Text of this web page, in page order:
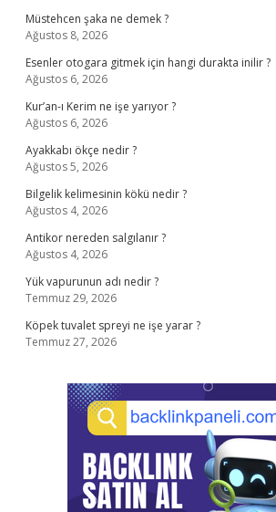
Müstehcen şaka ne demek ?
Ağustos 8, 2026
Esenler otogara gitmek için hangi durakta inilir ?
Ağustos 6, 2026
Kur’an-ı Kerim ne işe yarıyor ?
Ağustos 6, 2026
Ayakkabı ökçe nedir ?
Ağustos 5, 2026
Bilgelik kelimesinin kökü nedir ?
Ağustos 4, 2026
Antikor nereden salgılanır ?
Ağustos 4, 2026
Yük vapurunun adı nedir ?
Temmuz 29, 2026
Köpek tuvalet spreyi ne işe yarar ?
Temmuz 27, 2026